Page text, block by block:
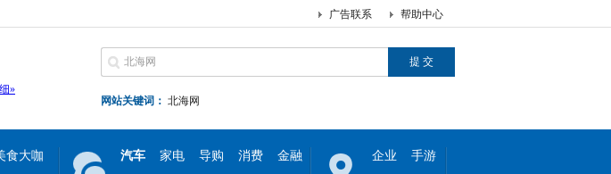
帮助中心
广告联系
网站关键词： 北海网
食大咖
汽车 家电 导购 消费
金融
企业
手游